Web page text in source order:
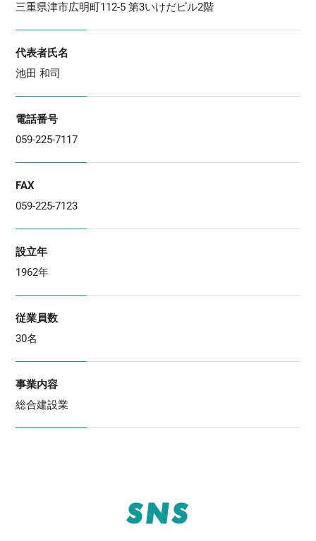
三重県津市広明町112-5 第3いけだビル2階
代表者氏名
池田 和司
電話番号
059-225-7117
FAX
059-225-7123
設立年
1962年
従業員数
30名
事業内容
総合建設業
SNS